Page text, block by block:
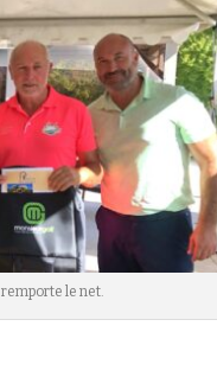
remporte le net.